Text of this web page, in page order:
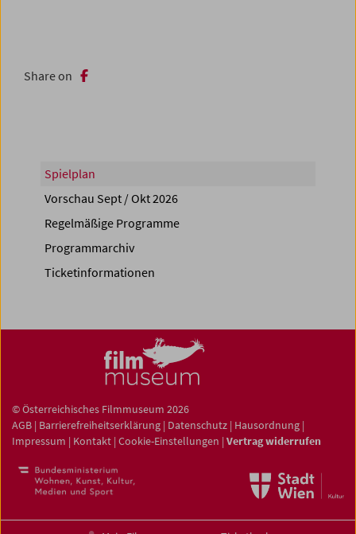
Share on
Spielplan
Vorschau Sept / Okt 2026
Regelmäßige Programme
Programmarchiv
Ticketinformationen
© Österreichisches Filmmuseum 2026
AGB | Barrierefreiheitserklärung | Datenschutz | Hausordnung |
Impressum | Kontakt | Cookie-Einstellungen | Vertrag widerrufen